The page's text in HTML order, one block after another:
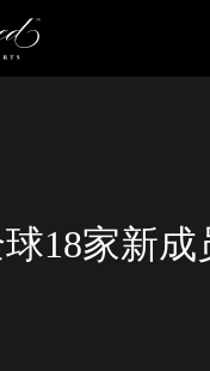
18家新成